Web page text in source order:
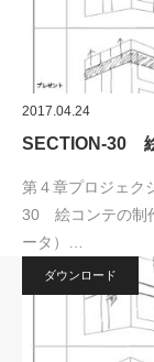
2017.04.24
SECTION-30
第４章プロジェク
30 絵コンテの制
ータ）…
ダウンロード